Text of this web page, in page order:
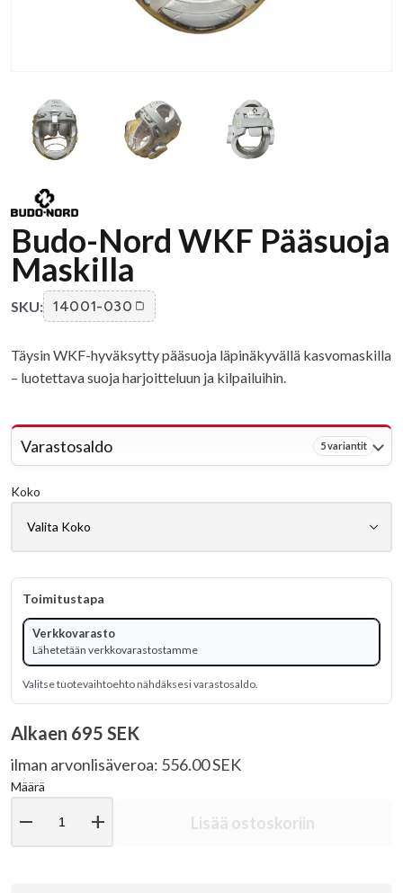
Budo-Nord WKF Pääsuoja
Maskilla
SKU: 14001-030
Täysin WKF-hyväksytty pääsuoja läpinäkyvällä kasvomaskilla
– luotettava suoja harjoitteluun ja kilpailuihin.
Varastosaldo 5 variantit
Koko
Toimitustapa
Verkkovarasto
Lähetetään verkkovarastostamme
Valitse tuotevaihtoehto nähdäksesi varastosaldo.
Alkaen 695 SEK
ilman arvonlisäveroa: 556.00 SEK
Määrä
remove add Lisää ostoskoriin